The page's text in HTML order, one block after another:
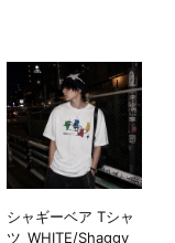
シャギーベア Tシャ
ツ_WHITE/Shaggy